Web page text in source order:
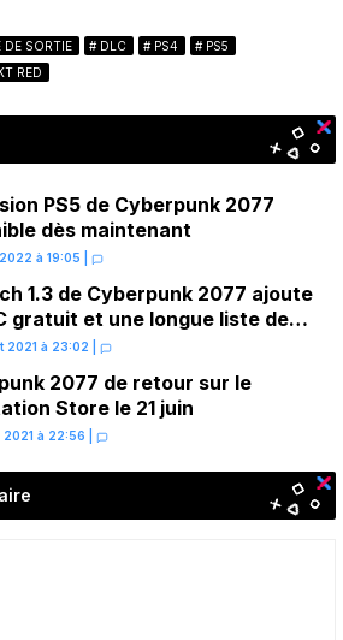
DE SORTIE DLC PS4
PS5
RED
PS5 de Cyberpunk 2077
dès maintenant
à 19:05
1.3 de Cyberpunk 2077 ajoute
gratuit et une longue liste de
2021 à 23:02
2077 de retour sur le
Store le 21 juin
2021 à 22:56